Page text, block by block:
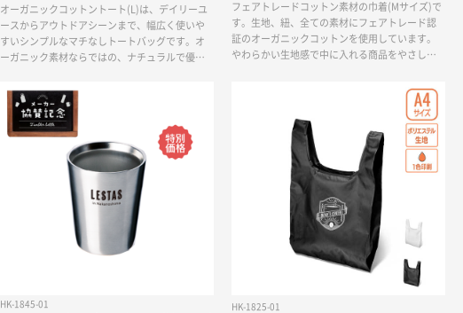
オーガニックコットントート(L)は、デイリーユ
ースからアウトドアシーンまで、幅広く使いや
すいシンプルなマチなしトートバッグです。オ
ーガニック素材ならではの、ナチュラルで優し
刷が可能です。素材にこだわってオリジナルバ
ッグを作りたい方におすすめです。
フェアトレードコットン素材の巾着(Mサイズ)で
す。生地、紐、全ての素材にフェアトレード認
証のオーガニックコットンを使用しています。
やわらかい生地感で中に入れる商品をやさしく
粧小物、ポケットサーモボトルが入る大きさで
す。フェアトレードとは発展途上国の原料や製
品を適正な価格で購入することで、そのような
国の人々の生活改善や自治るを支援する活動で
す。本製品に使用されているコットンもフェア
トレード認証生産者から基準に従って調達して
います。SDGs関連の販促品をお探しの方にもお
HK-1845-01 HK-1825-01